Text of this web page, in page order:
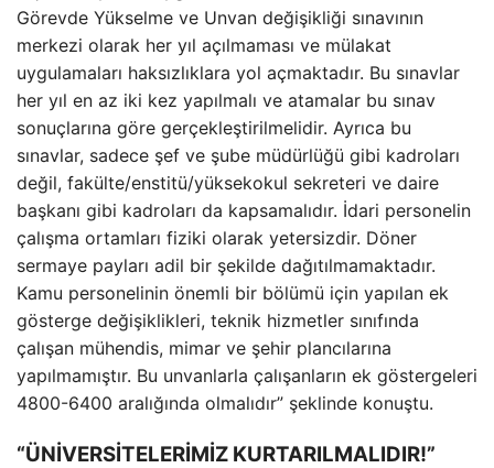
Görevde Yükselme ve Unvan değişikliği sınavının
merkezi olarak her yıl açılmaması ve mülakat
uygulamaları haksızlıklara yol açmaktadır. Bu sınavlar
her yıl en az iki kez yapılmalı ve atamalar bu sınav
sonuçlarına göre gerçekleştirilmelidir. Ayrıca bu
sınavlar, sadece şef ve şube müdürlüğü gibi kadroları
değil, fakülte/enstitü/yüksekokul sekreteri ve daire
başkanı gibi kadroları da kapsamalıdır. İdari personelin
çalışma ortamları fiziki olarak yetersizdir. Döner
sermaye payları adil bir şekilde dağıtılmamaktadır.
Kamu personelinin önemli bir bölümü için yapılan ek
gösterge değişiklikleri, teknik hizmetler sınıfında
çalışan mühendis, mimar ve şehir plancılarına
yapılmamıştır. Bu unvanlarla çalışanların ek göstergeleri
4800-6400 aralığında olmalıdır” şeklinde konuştu.
“ÜNİVERSİTELERİMİZ KURTARILMALIDIR!”